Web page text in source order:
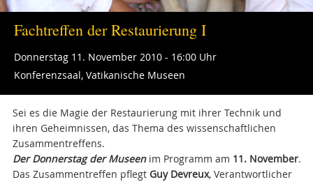
Fachtreffen der Restaurierung I
Donnerstag 11. November 2010 - 16:00 Uhr
Konferenzsaal, Vatikanische Museen
Sei es die Magie der Restaurierung mit ihrer Technik und
ihren Geheimnissen, das Thema des wissenschaftlichen
Zusammentreffens.
Der Donnerstag der Museenim Programm am 11. November.
Das Zusammentreffen pflegt Guy Devreux, Verantwortlicher